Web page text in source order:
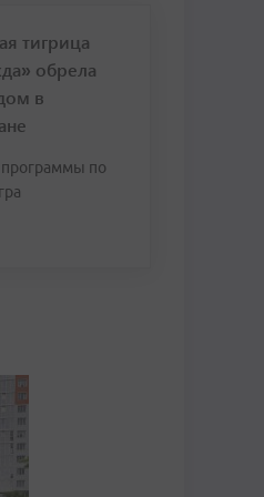
тигрица
обрела
в
программы по